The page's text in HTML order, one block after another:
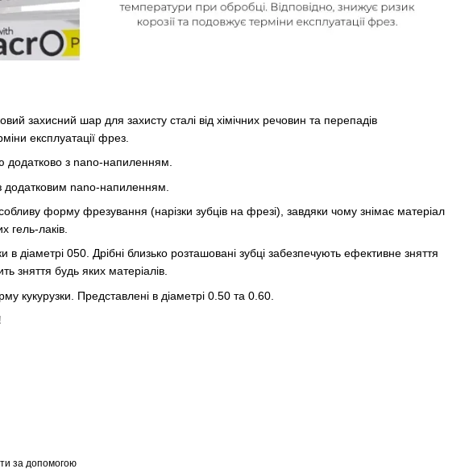
захисний шар для захисту сталі від хімічних речовин та перепадів
експлуатації фрез.
додатково з nano-напиленням.
додатковим nano-напиленням.
форму фрезування (нарізки зубців на фрезі), завдяки чому знімає матеріал
гель-лаків.
050. Дрібні близько розташовані зубці забезпечують ефективне зняття
зняття будь яких матеріалів.
кукурузки. Представлені в діаметрі 0.50 та 0.60.
за допомогою